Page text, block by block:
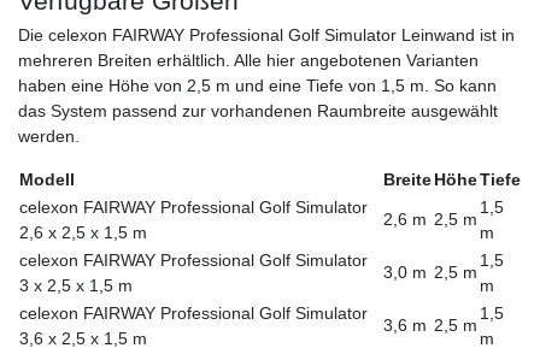
Die celexon FAIRWAY Professional Golf Simulator Leinwand ist in
mehreren Breiten erhältlich. Alle hier angebotenen Varianten
haben eine Höhe von 2,5 m und eine Tiefe von 1,5 m. So kann
das System passend zur vorhandenen Raumbreite ausgewählt
werden.
Modell BreiteHöheTiefe
celexon FAIRWAY Professional Golf Simulator
2,6 x 2,5 x 1,5 m
2,6 m 2,5 m
1,5
m
celexon FAIRWAY Professional Golf Simulator
3 x 2,5 x 1,5 m
3,0 m 2,5 m
1,5
m
celexon FAIRWAY Professional Golf Simulator
3,6 x 2,5 x 1,5 m
3,6 m 2,5 m
1,5
m